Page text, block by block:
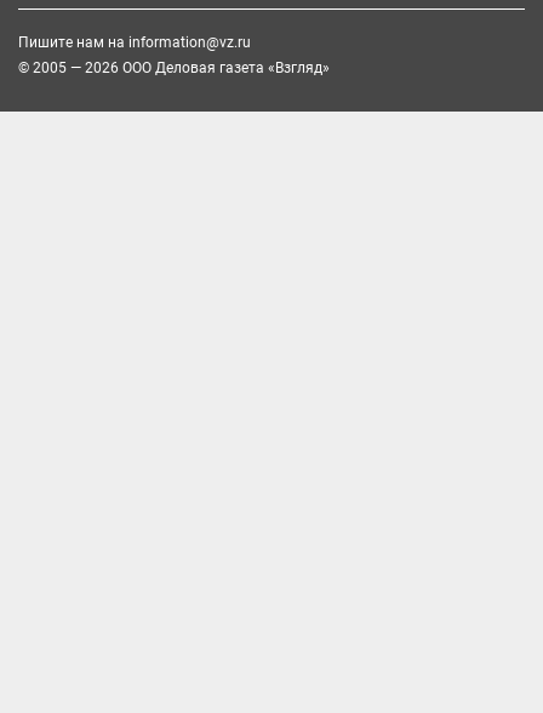
Пишите нам на information@vz.ru
© 2005 — 2026 ООО Деловая газета «Взгляд»